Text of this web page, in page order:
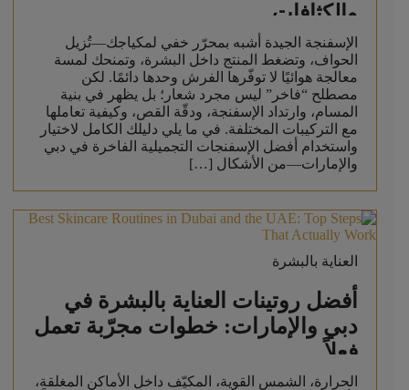
والكثافات
الإسفنجة الجيدة أشبه بمحرّر خفي لمكياجك—تُزيل
الحواف، وتضغط المنتج داخل البشرة، وتمنحك لمسة
معالجة هوائيًا لا توفّرها الفرش وحدها دائمًا. لكن
مصطلح “فاخر” ليس مجرد شعار؛ بل يظهر في بنية
المسام، وارتداد الإسفنجة، ودقّة القص، وكيفية تعاملها
مع التركيبات المختلفة. في ما يلي دليلك الكامل لاختيار
واستخدام أفضل الإسفنجات التجميلية الفاخرة في دبي
والإمارات—من الأشكال […]
العناية بالبشرة
أفضل روتينات العناية بالبشرة في
دبي والإمارات: خطوات مجرّبة تعمل
فعلاً
الحرارة، الشمس القوية، المكيّف داخل الأماكن المغلقة،